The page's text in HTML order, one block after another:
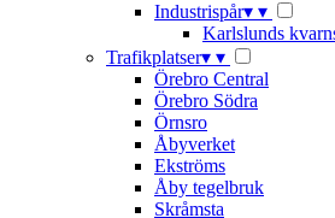
Industrispår▾ ▾
Karlslunds
Trafikplatser▾ ▾
Örebro Central
Örebro Södra
Örnsro
Åbyverket
Ekströms
Åby tegelbruk
Skråmsta